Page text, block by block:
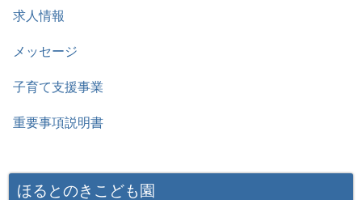
求人情報
メッセージ
子育て支援事業
重要事項説明書
ほるとのきこども園